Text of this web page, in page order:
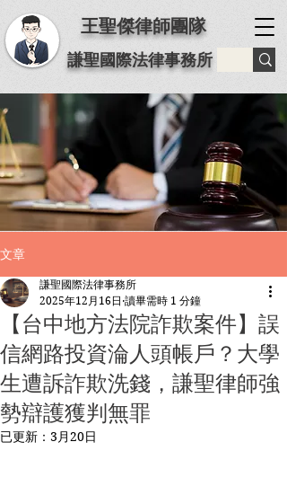
王聖傑律師團隊
謙聖國際法律事務所
文章
【台中地方法院詐欺案件】誤
信網路投資淪人頭帳戶？大學
生遭訴詐欺洗錢，謙聖律師強
勢辯護獲判無罪
謙聖國際法律事務所
2025年12月16日 讀畢需時 1 分鐘
已更新： 3月20日